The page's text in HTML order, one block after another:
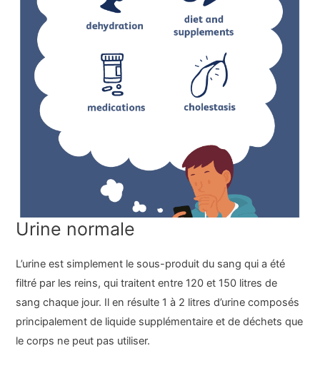
Urine normale
L’urine est simplement le sous-produit du sang qui a été
filtré par les reins, qui traitent entre 120 et 150 litres de
sang chaque jour. Il en résulte 1 à 2 litres d’urine composés
principalement de liquide supplémentaire et de déchets que
le corps ne peut pas utiliser.